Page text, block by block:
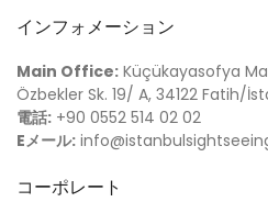
インフォメーション
Main Office: Küçükayasofya
Özbekler Sk. 19/ A, 34122 Fatih/
電話: +90 0552 514 02 02
Eメール:
コーポレート